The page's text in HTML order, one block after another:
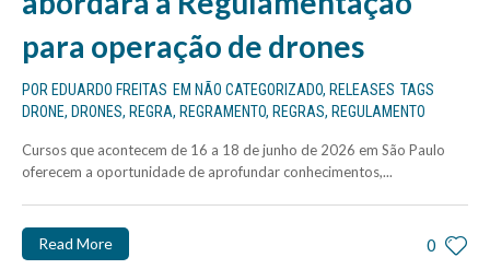
para operação de drones
POR EDUARDO FREITAS EM NÃO CATEGORIZADO, RELEASES TAGS
DRONE, DRONES, REGRA, REGRAMENTO, REGRAS, REGULAMENTO
Cursos que acontecem de 16 a 18 de junho de 2026 em São Paulo
oferecem a oportunidade de aprofundar conhecimentos,...
0
Read More